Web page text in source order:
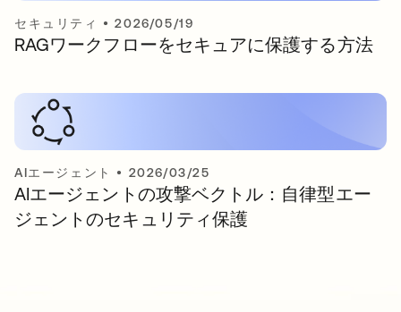
セキュリティ •2026/05/19
RAGワークフローをセキュアに保護する方法
AIエージェント • 2026/03/25
AIエージェントの攻撃ベクトル：自律型エー
ジェントのセキュリティ保護